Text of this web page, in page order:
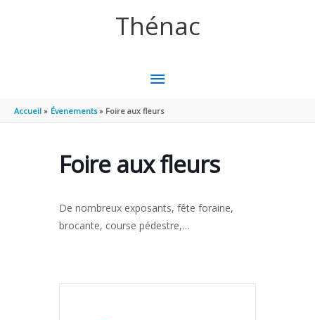
Thénac
MENU
PRINCIPAL
Accueil Évenements Foire aux fleurs
Foire aux fleurs
De nombreux exposants, fête foraine,
brocante, course pédestre,…